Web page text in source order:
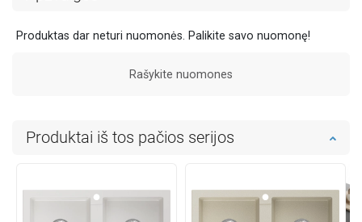
Produktas dar neturi nuomonės. Palikite savo nuomonę!
Rašykite nuomones
Produktai iš tos pačios serijos